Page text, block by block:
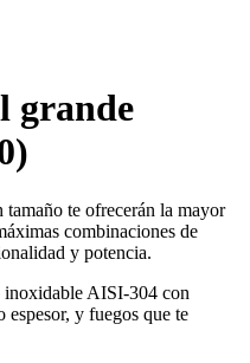
grande
tamaño te ofrecerán la mayor
combinaciones de
y potencia.
inoxidable AISI-304 con
espesor, y fuegos que te